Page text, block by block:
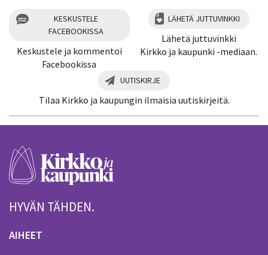
KESKUSTELE
FACEBOOKISSA
Keskustele ja kommentoi
Facebookissa
LÄHETÄ JUTTUVINKKI
Lähetä juttuvinkki
Kirkko ja kaupunki -mediaan.
UUTISKIRJE
Tilaa Kirkko ja kaupungin ilmaisia uutiskirjeitä.
HYVÄN TÄHDEN.
AIHEET